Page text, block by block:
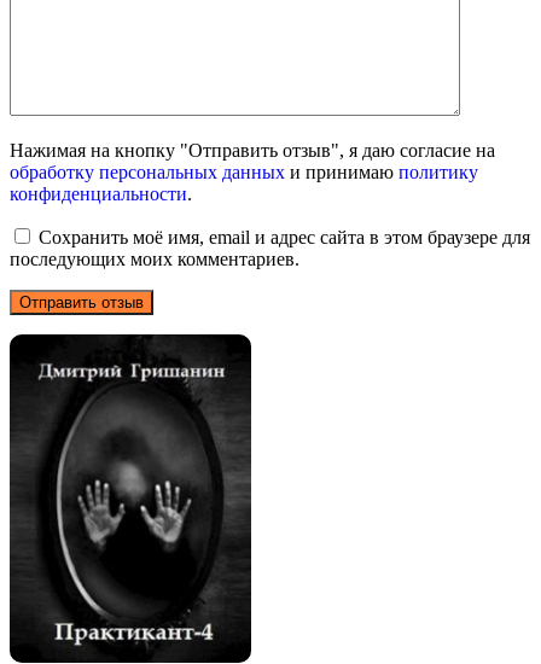
Нажимая на кнопку "Отправить отзыв", я даю согласие на
обработку персональных данных и принимаю политику
конфиденциальности.
Сохранить моё имя, email и адрес сайта в этом браузере для
последующих моих комментариев.